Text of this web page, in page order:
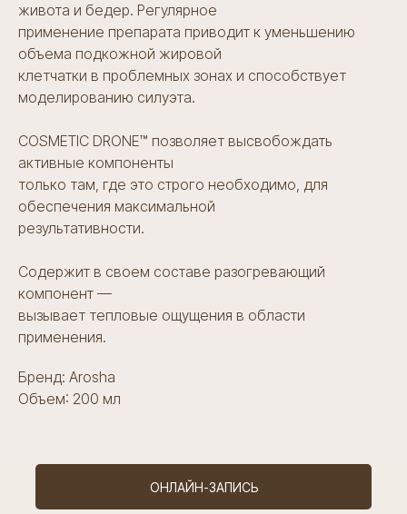
живота и бедер. Регулярное
применение препарата приводит к уменьшению
объема подкожной жировой
клетчатки в проблемных зонах и способствует
моделированию силуэта.
COSMETIC DRONE™ позволяет высвобождать
активные компоненты
только там, где это строго необходимо, для
обеспечения максимальной
результативности.
Содержит в своем составе разогревающий
компонент —
вызывает тепловые ощущения в области
применения.
Бренд: Arosha
Объем: 200 мл
ОНЛАЙН-ЗАПИСЬ
Контакты
ИНН 7802928910
Лицензия Л041-01148-78/00641300
+7 (981) 889 61 62
pfbeautyclinic@mail.ru
Есть вопросы?